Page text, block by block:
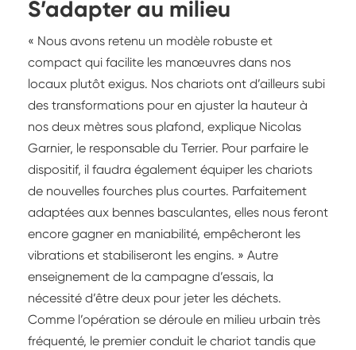
S’adapter au milieu
« Nous avons retenu un modèle robuste et
compact qui facilite les manœuvres dans nos
locaux plutôt exigus. Nos chariots ont d’ailleurs subi
des transformations pour en ajuster la hauteur à
nos deux mètres sous plafond, explique Nicolas
Garnier, le responsable du Terrier. Pour parfaire le
dispositif, il faudra également équiper les chariots
de nouvelles fourches plus courtes. Parfaitement
adaptées aux bennes basculantes, elles nous feront
encore gagner en maniabilité, empêcheront les
vibrations et stabiliseront les engins. » Autre
enseignement de la campagne d’essais, la
nécessité d’être deux pour jeter les déchets.
Comme l’opération se déroule en milieu urbain très
fréquenté, le premier conduit le chariot tandis que